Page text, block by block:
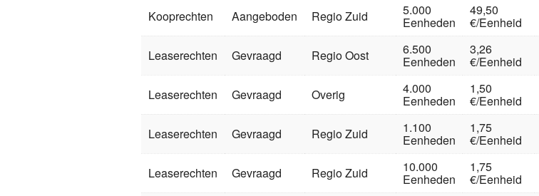
Kooprechten Aangeboden Regio Zuid 5.000
Eenheden
49,50
€/Eenheid
Leaserechten Gevraagd Regio Oost 6.500
Eenheden
3,26
€/Eenheid
Leaserechten Gevraagd Overig 4.000
Eenheden
1,50
€/Eenheid
Leaserechten Gevraagd Regio Zuid 1.100
Eenheden
1,75
€/Eenheid
Leaserechten Gevraagd Regio Zuid 10.000
Eenheden
1,75
€/Eenheid